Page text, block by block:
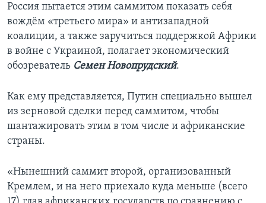
Россия пытается этим саммитом показать себя
вождём «третьего мира» и антизападной
коалиции, а также заручиться поддержкой Африки
в войне с Украиной, полагает экономический
обозреватель Семен Новопрудский.
Как ему представляется, Путин специально вышел
из зерновой сделки перед саммитом, чтобы
шантажировать этим в том числе и африканские
страны.
«Нынешний саммит второй, организованный
Кремлем, и на него приехало куда меньше (всего